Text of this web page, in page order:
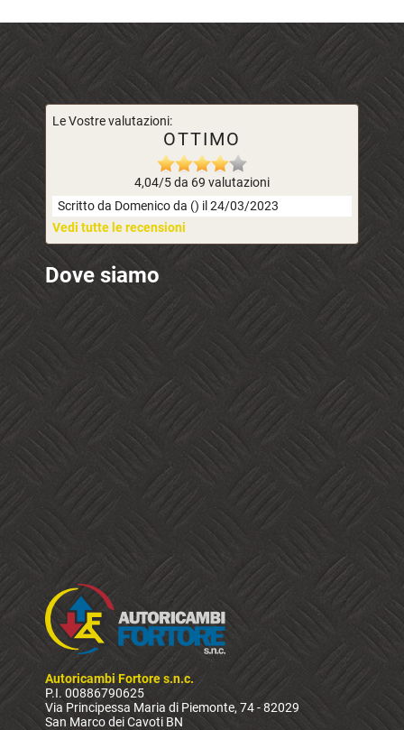
Le Vostre valutazioni:
OTTIMO
4,04/5 da 69 valutazioni
Scritto da Domenico da () il 24/03/2023
Vedi tutte le recensioni
Dove siamo
Autoricambi Fortore s.n.c.
P.I. 00886790625
Via Principessa Maria di Piemonte, 74 - 82029
San Marco dei Cavoti BN